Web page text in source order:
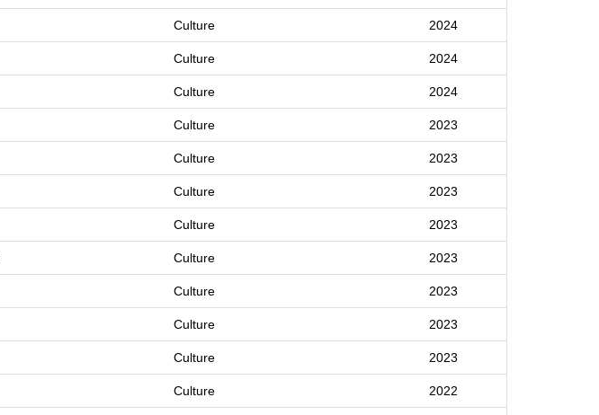
Culture 2024
Culture 2024
Culture 2024
Culture 2023
Culture 2023
Culture 2023
Culture 2023
Culture 2023
Culture 2023
Culture 2023
Culture 2023
Culture 2022